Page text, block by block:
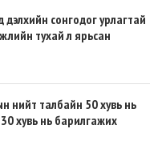
дэлхийн сонгодог урлагтай
тухай л ярьсан
нийт талбайн 50 хувь нь
хувь нь барилгажих